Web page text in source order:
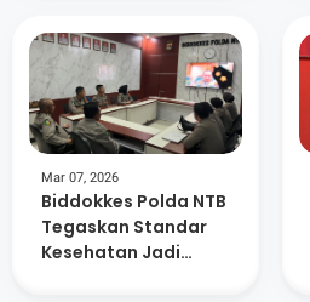
Mar 07, 2026
Biddokkes Polda NTB
Tegaskan Standar
Kesehatan Jadi